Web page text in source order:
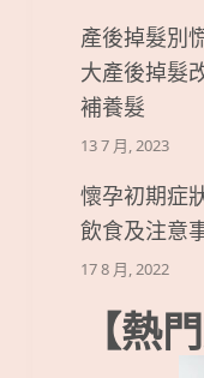
產後掉髮別
大產後掉髮
補養髮
13 7 月, 2023
懷孕初期症
飲食及注意
17 8 月, 2022
【熱